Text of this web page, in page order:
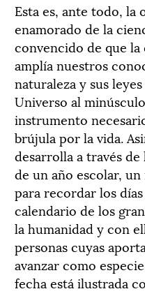
Esta es, ante todo, la
enamorado de la
convencido de que
amplía nuestros
naturaleza y sus
Universo al
instrumento
brújula por la vida.
desarrolla a través
de un año escolar,
para recordar los
calendario de los
la humanidad y con
personas cuyas
avanzar como
fecha está ilustrada